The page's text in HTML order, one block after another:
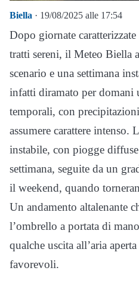
Biella · 19/08/2025 alle 17:54
Dopo giornate
tratti sereni, il Meteo Biella
scenario e una settimana
infatti diramato per domani
temporali, con
assumere carattere intenso.
instabile, con piogge
settimana, seguite da un
il weekend, quando
Un andamento altalenante
l’ombrello a portata di
qualche uscita all’aria
favorevoli.